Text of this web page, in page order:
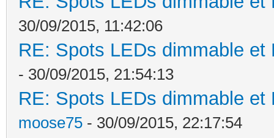
30/09/2015, 11:42:06
RE: Spots LEDs dimmable
- 30/09/2015, 21:54:13
RE: Spots LEDs dimmable
moose75 - 30/09/2015, 22:17:54